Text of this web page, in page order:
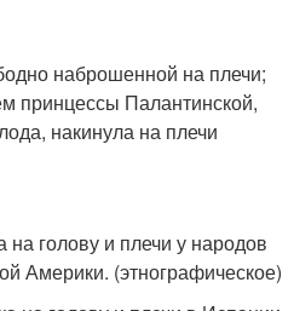
наброшенной на плечи;
принцессы Палантинской,
накинула на плечи
голову и плечи у народов
Америки. (этнографическое)